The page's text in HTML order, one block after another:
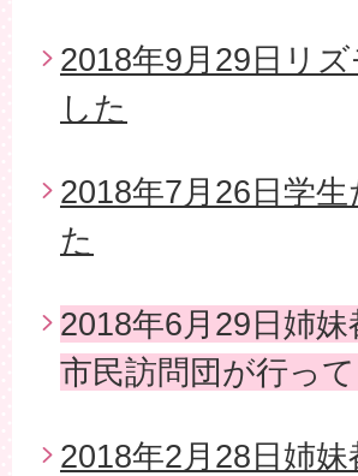
2018年9月29日リ
した
2018年7月26日学
た
2018年6月29日姉
市民訪問団が行っ
2018年2月28日姉